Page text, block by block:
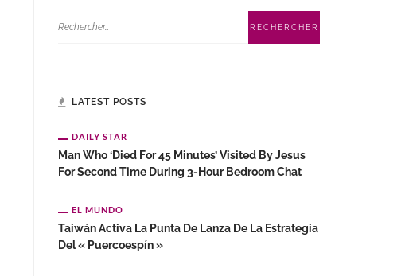
LATEST POSTS
DAILY STAR
Man Who ‘died For 45 Minutes’ Visited By Jesus
For Second Time During 3-Hour Bedroom Chat
EL MUNDO
Taiwán Activa La Punta De Lanza De La Estrategia
Del « Puercoespín »